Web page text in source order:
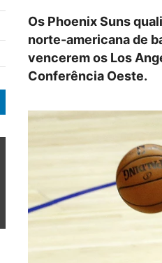
Os Phoenix Suns
norte-americana de
vencerem os Los
Conferência Oeste.